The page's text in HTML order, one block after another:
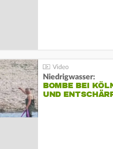
Niedrigwasser:
BOMBE BEI
UND